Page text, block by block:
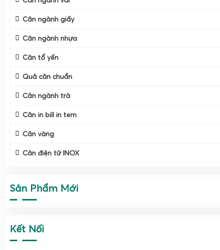
Cân ngành giấy
Cân ngành nhựa
Cân tổ yến
Quả cân chuẩn
Cân ngành trà
Cân in bill in tem
Cân vàng
Cân điện tử INOX
Sản Phẩm Mới
Kết Nối